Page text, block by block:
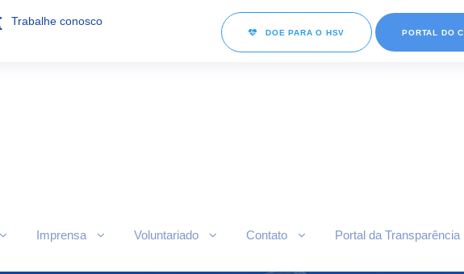
Trabalhe conosco
DOE PARA O HSV PORTAL DO
Imprensa Voluntariado Contato Portal da Transparência